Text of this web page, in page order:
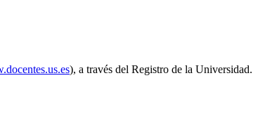
), a través del Registro de la Universidad.